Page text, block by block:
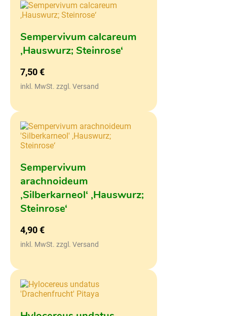
Sempervivum calcareum
‚Hauswurz; Steinrose‘
7,50€
inkl. MwSt. zzgl. Versand
Sempervivum
arachnoideum
‚Silberkarneol‘ ‚Hauswurz;
Steinrose‘
4,90€
inkl. MwSt. zzgl. Versand